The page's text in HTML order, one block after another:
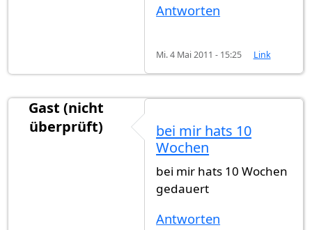
Antworten
Mi. 4 Mai 2011 - 15:25 Link
Gast (nicht
überprüft)
bei mir hats 10
Wochen
bei mir hats 10 Wochen
gedauert
Antworten